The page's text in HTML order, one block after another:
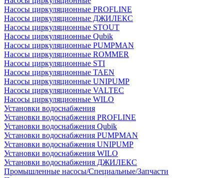
Насосы циркуляционные PROFLINE
Насосы циркуляционные ДЖИЛЕКС
Насосы циркуляционные STOUT
Насосы циркуляционные Qubik
Насосы циркуляционные PUMPMAN
Насосы циркуляционные ROMMER
Насосы циркуляционные STI
Насосы циркуляционные TAEN
Насосы циркуляционные UNIPUMP
Насосы циркуляционные VALTEC
Насосы циркуляционные WILO
Установки водоснабжения
Установки водоснабжения PROFLINE
Установки водоснабжения Qubik
Установки водоснабжения PUMPMAN
Установки водоснабжения UNIPUMP
Установки водоснабжения WILO
Установки водоснабжения ДЖИЛЕКС
Промышленные насосы/Специальные/Запчасти